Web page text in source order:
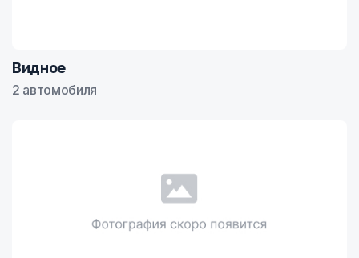
Видное
2 автомобиля